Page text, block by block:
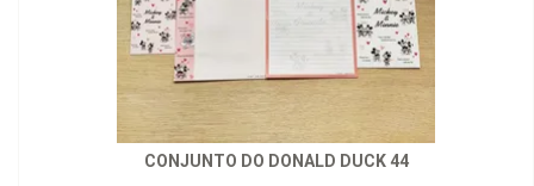
CONJUNTO DO DONALD DUCK 44